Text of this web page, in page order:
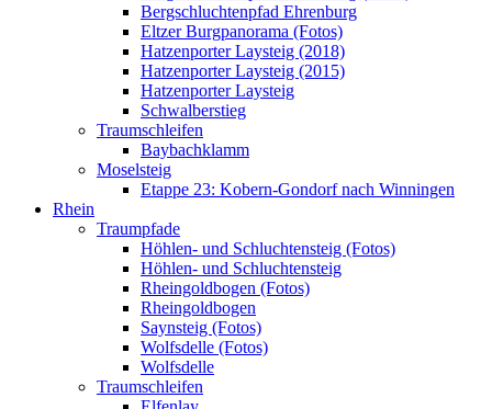
Bergschluchtenpfad Ehrenburg
Eltzer Burgpanorama (Fotos)
Hatzenporter Laysteig (2018)
Hatzenporter Laysteig (2015)
Hatzenporter Laysteig
Schwalberstieg
Traumschleifen
Baybachklamm
Moselsteig
Etappe 23: Kobern-Gondorf nach Winningen
Rhein
Traumpfade
Höhlen- und Schluchtensteig (Fotos)
Höhlen- und Schluchtensteig
Rheingoldbogen (Fotos)
Rheingoldbogen
Saynsteig (Fotos)
Wolfsdelle (Fotos)
Wolfsdelle
Traumschleifen